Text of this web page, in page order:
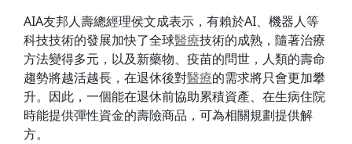
AIA友邦人壽總經理侯文成表示，有賴於AI、機器人等
科技技術的發展加快了全球醫療技術的成熟，隨著治療
方法變得多元，以及新藥物、疫苗的問世，人類的壽命
趨勢將越活越長，在退休後對醫療的需求將只會更加攀
升。因此，一個能在退休前協助累積資產、在生病住院
時能提供彈性資金的壽險商品，可為相關規劃提供解
方。